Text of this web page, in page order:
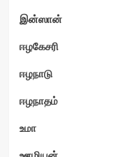
இன்ஸான்
ஈழகேசரி
ஈழநாடு
ஈழநாதம்
உமா